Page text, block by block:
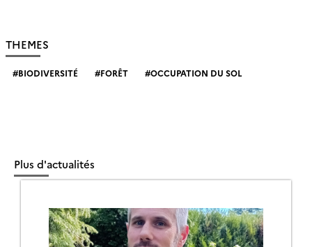
THEMES
BIODIVERSITÉ FORÊT OCCUPATION DU SOL
Plus d'actualités